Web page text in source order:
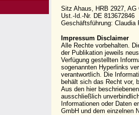
Sitz Ahaus, HRB 2927, AG
Ust.-Id.-Nr. DE 813672846
Geschäftsführung: Claudia
Impressum Disclaimer
Alle Rechte vorbehalten.
der Publikation jeweils
Verfügung gestellten
sogenannten Hyperlinks
verantwortlich. Die
behält sich das Recht vor,
Aus den hier
ausschließlich
Informationen oder Daten
GmbH und dem einzelnen